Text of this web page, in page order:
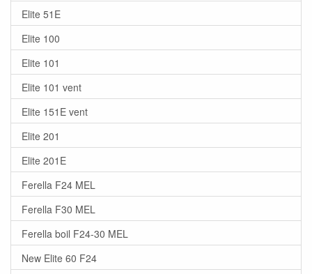
Elite 51E
Elite 100
Elite 101
Elite 101 vent
Elite 151E vent
Elite 201
Elite 201E
Ferella F24 MEL
Ferella F30 MEL
Ferella boil F24-30 MEL
New Elite 60 F24